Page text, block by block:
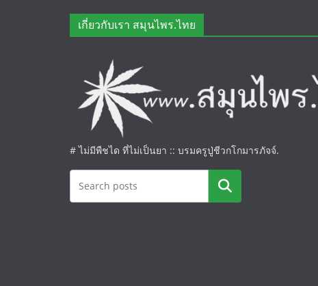
เกี่ยวกับเรา สมุนไพร.ไทย
# ไม่มีพืชได ที่ไม่เป็นยา :: บรมครูปู่ชีวกโกมารภัจจ์.
ค้นหา